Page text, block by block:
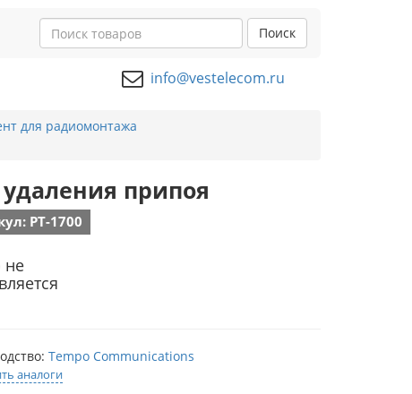
Поиск
info@vestelecom.ru
для радиомонтажа
удаления припоя
PT-1700
не
Tempo Communications
аналоги